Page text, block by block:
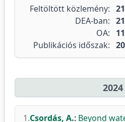
Feltöltött közlemény: 21
DEA-ban: 21
OA:
11
Publikációs időszak:
2024
1.Csordás, A.: Beyond